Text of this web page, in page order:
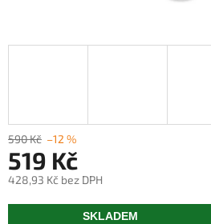
590 Kč –12 %
519 Kč
428,93 Kč bez DPH
Měrná
SKLADEM